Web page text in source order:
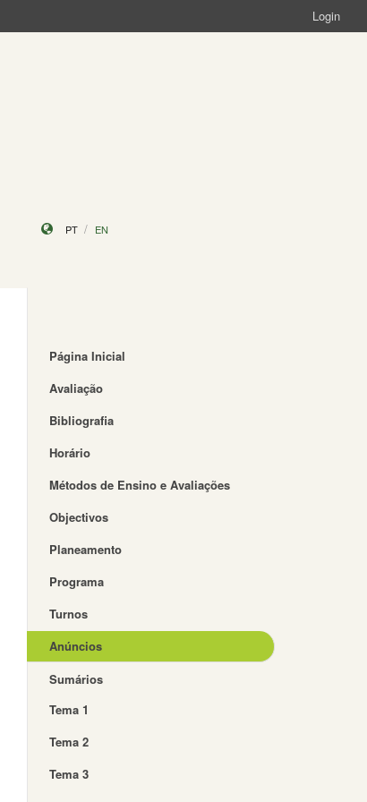
Login
PT EN
Página Inicial
Avaliação
Bibliografia
Horário
Métodos de Ensino e Avaliações
Objectivos
Planeamento
Programa
Turnos
Anúncios
Sumários
Tema 1
Tema 2
Tema 3